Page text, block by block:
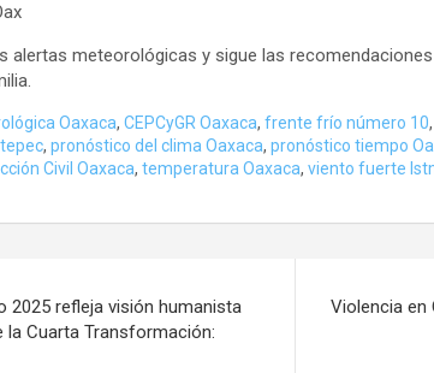
alertas meteorológicas y sigue las
Oaxaca, CEPCyGR Oaxaca, frente frío número 10,
, pronóstico del clima Oaxaca, pronóstico tiempo
Civil Oaxaca, temperatura Oaxaca, viento fuerte
2025 refleja visión humanista
la Cuarta Transformación:
Violencia en